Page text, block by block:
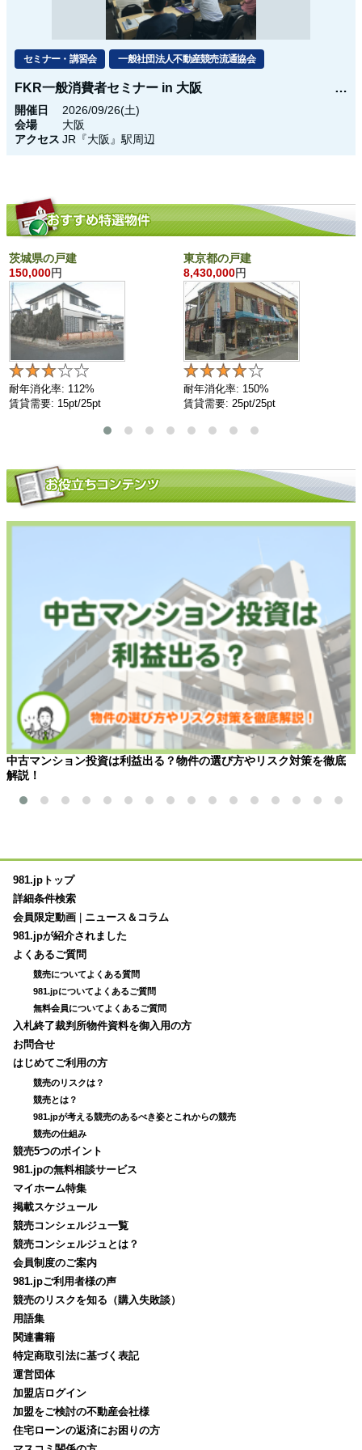
セミナー・講習会 一般社団法人不動産競売流通協会
FKR一般消費者セミナー in 大阪
開催日
2026/09/26(土)
会場
大阪
アクセス JR『大阪』駅周辺
茨城県の戸建
150,000円
耐年消化率: 112%
賃貸需要: 15pt/25pt
東京都の戸建
8,430,000円
耐年消化率: 150%
賃貸需要: 25pt/25pt
中古マンション投資は利益出る？物件の選び方やリスク対策を徹底
解説！
981.jpトップ
詳細条件検索
会員限定動画
ニュース＆コラム
981.jpが紹介されました
よくあるご質問
競売についてよくある質問
981.jpについてよくあるご質問
無料会員についてよくあるご質問
入札終了裁判所物件資料を御入用の方
お問合せ
はじめてご利用の方
競売のリスクは？
競売とは？
981.jpが考える競売のあるべき姿とこれからの競売
競売の仕組み
競売5つのポイント
981.jpの無料相談サービス
マイホーム特集
掲載スケジュール
競売コンシェルジュ一覧
競売コンシェルジュとは？
会員制度のご案内
981.jpご利用者様の声
競売のリスクを知る（購入失敗談）
用語集
関連書籍
特定商取引法に基づく表記
運営団体
加盟店ログイン
加盟をご検討の不動産会社様
住宅ローンの返済にお困りの方